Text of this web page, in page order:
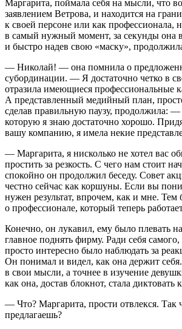
Маргарита, поймала себя на мысли, что
заявлением Ветрова, и находится на
к своей персоне или как профессионала,
в самый нужный момент, за секунды она
и быстро надев свою «маску»,
— Николай! — она помнила о
субординации. — Я достаточно четко в
отразила имеющиеся профессиональные
А представленный медийный план,
сделав правильную паузу, продолжила: —
которую я знаю достаточно хорошо.
вашу компанию, я имела некие
— Маргарита, я нисколько не хотел вас
простить за резкость. С чего нам стоит
спокойно он продолжил беседу. Совет
честно сейчас как коршуны. Если вы
нужен результат, впрочем, как и мне. Тем
о профессионале, который теперь
Конечно, он лукавил, ему было плевать
главное поднять фирму. Ради себя
просто интересно было наблюдать за
Он понимал и видел, как она держит
в свои мысли, а точнее в изучение
как она, достав блокнот, стала диктовать
— Что? Маргарита, прости отвлекся. Так
предлагаешь?